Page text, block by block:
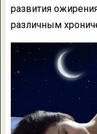
развития
различным